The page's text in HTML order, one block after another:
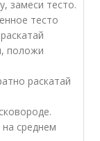
замеси тесто.
тесто
положи
раскатай
среднем